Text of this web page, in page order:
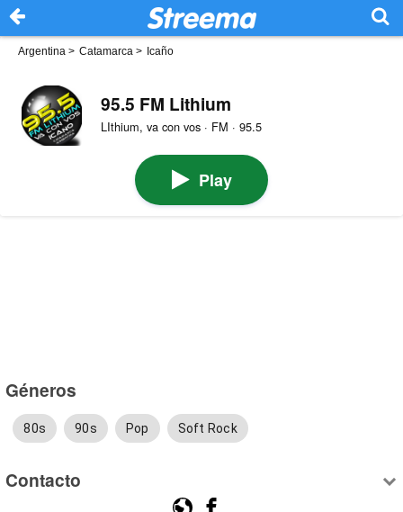
Argentina > Catamarca > Icaño
95.5 FM Lithium
LIthium, va con vos · FM · 95.5
Play
Géneros
80s 90s Pop Soft Rock
Contacto